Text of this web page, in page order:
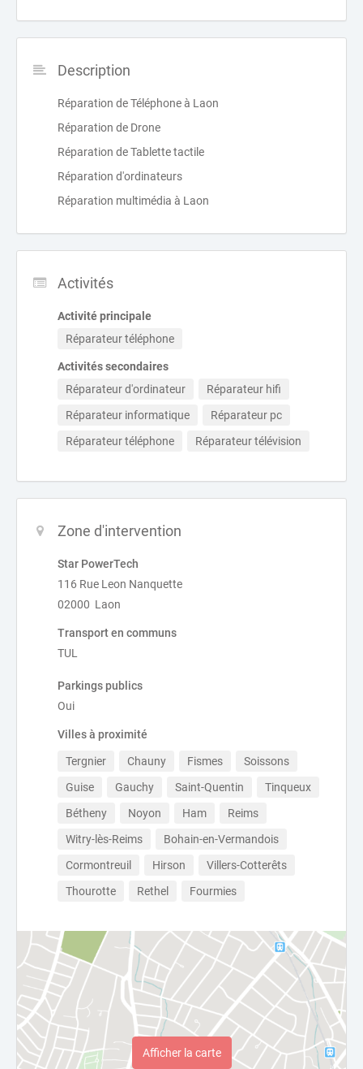
Description
Réparation de Téléphone à Laon
Réparation de Drone
Réparation de Tablette tactile
Réparation d'ordinateurs
Réparation multimédia à Laon
Activités
Activité principale
Réparateur téléphone
Activités secondaires
Réparateur d'ordinateur
Réparateur hifi
Réparateur informatique
Réparateur pc
Réparateur téléphone
Réparateur télévision
Zone d'intervention
Star PowerTech
116 Rue Leon Nanquette
02000 Laon
Transport en communs
TUL
Parkings publics
Oui
Villes à proximité
Tergnier Chauny Fismes
Soissons
Guise
Gauchy Saint-Quentin
Tinqueux
Bétheny
Noyon Ham
Reims
Witry-lès-Reims
Bohain-en-Vermandois
Cormontreuil
Hirson
Villers-Cotterêts
Thourotte
Rethel Fourmies
Afficher la carte